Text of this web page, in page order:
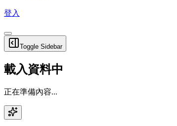
登入
Toggle Sidebar
載入資料中
正在準備內容...